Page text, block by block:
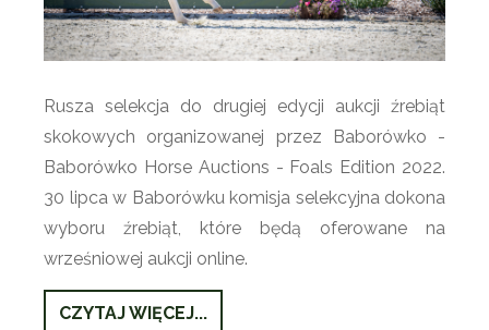
Rusza selekcja do drugiej edycji aukcji źrebiąt
skokowych organizowanej przez Baborówko -
Baborówko Horse Auctions - Foals Edition 2022.
30 lipca w Baborówku komisja selekcyjna dokona
wyboru źrebiąt, które będą oferowane na
wrześniowej aukcji online.
CZYTAJ WIĘCEJ...